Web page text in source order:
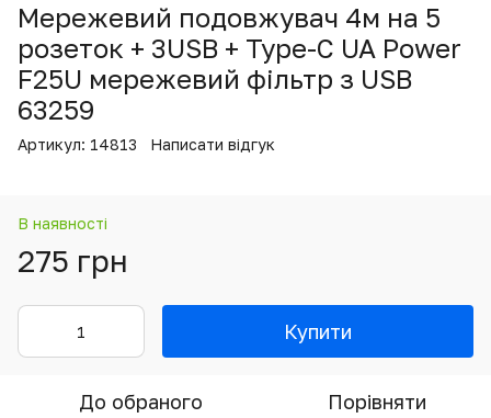
Мережевий подовжувач 4м на 5
розеток + 3USB + Type-C UA Power
F25U мережевий фільтр з USB
63259
Артикул: 14813 Написати відгук
В наявності
275 грн
Купити
До обраного Порівняти